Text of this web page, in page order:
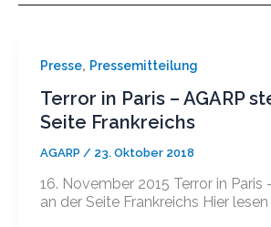
Presse, Pressemitteilung
Terror in Paris – AGARP
Seite Frankreichs
AGARP / 23. Oktober 2018
16. November 2015 Terror in Paris
an der Seite Frankreichs Hier lesen